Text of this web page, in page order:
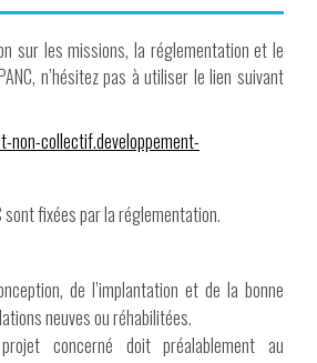
sur les missions, la réglementation et le
n’hésitez pas à utiliser le lien suivant
non-collectif.developpement-
sont fixées par la réglementation.
de l’implantation et de la bonne
neuves ou réhabilitées.
concerné doit préalablement au